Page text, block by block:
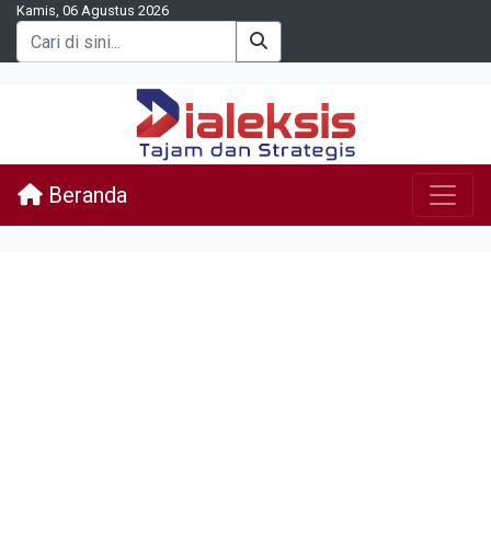
Kamis, 06 Agustus 2026
Beranda